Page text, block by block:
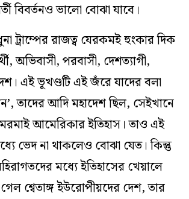
বিবর্তনও ভালো বোঝা যাবে।
ট্রাম্পের রাজত্ব যেরকমই হুংকার দিক
অভিবাসী, পরবাসী, দেশত্যাগী,
এই ভূখণ্ডটি এই জঁরে যাদের বলা
’, তাদের আদি মহাদেশ ছিল, সেইখানে
আমেরিকার ইতিহাস। তাও এই
ভেদ না থাকলেও বোঝা যেত। কিন্তু
মধ্যে ইতিহাসের খেয়ালে
শ্বেতাঙ্গ ইউরোপীয়দের দেশ, তার